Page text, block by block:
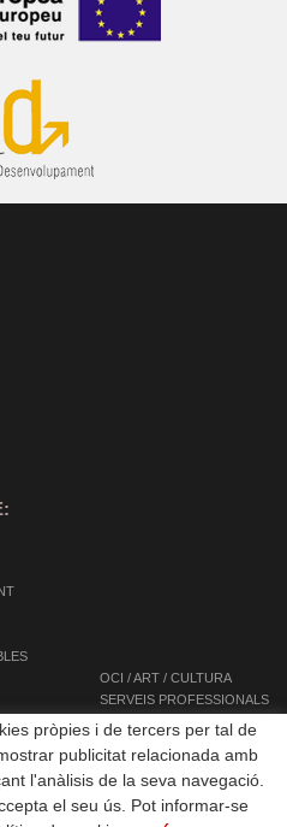
OCI / ART / CULTURA
SERVEIS PROFESSIONALS
SERVEIS INTEGRALS
SERVEIS A LES PERSONES
pròpies i de tercers per tal de
publicitat relacionada amb
l'anàlisis de la seva navegació.
el seu ús. Pot informar-se